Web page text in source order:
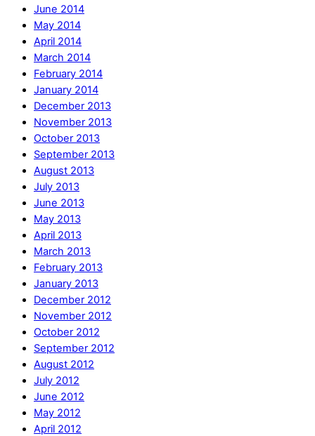
June 2014
May 2014
April 2014
March 2014
February 2014
January 2014
December 2013
November 2013
October 2013
September 2013
August 2013
July 2013
June 2013
May 2013
April 2013
March 2013
February 2013
January 2013
December 2012
November 2012
October 2012
September 2012
August 2012
July 2012
June 2012
May 2012
April 2012